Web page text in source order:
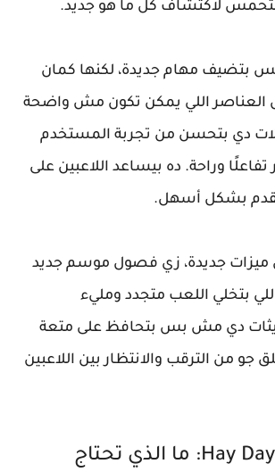
لاكتشاف كل ما هو جديد.
بتضيف مهام جديدة، لكنها كمان
اللي يمكن تكون مش واضحة
دي بتحسن من تجربة المستخدم
تفاعلًا وراحة. ده بيساعد اللاعبين على
بشكل أسهل.
ميزات جديدة، زي فصول موسم جديد
بتخلي اللعب متجدد ومليء
دي مش بس بتحافظ على متعة
جو من الترقب والانتظار بين اللاعبين
عيوب لعبة Hay Day: ما الذي تحتاج